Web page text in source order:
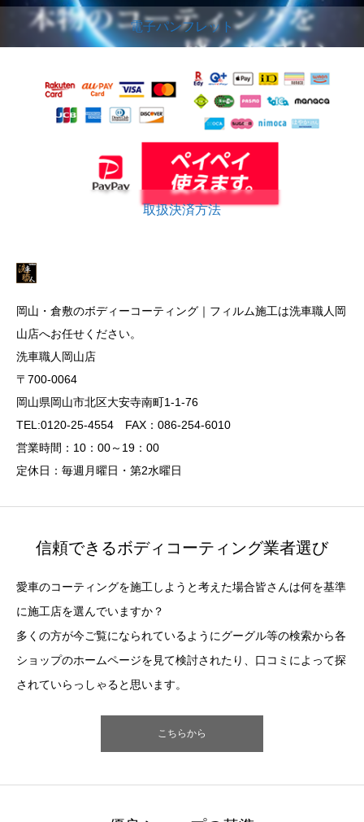
電子パンフレット
取扱決済方法
岡山・倉敷のボディーコーティング｜フィルム施工は洗車職人岡
山店へお任せください。
洗車職人岡山店
〒700-0064
岡山県岡山市北区大安寺南町1-1-76
TEL:0120-25-4554 FAX：086-254-6010
営業時間：10：00～19：00
定休日：毎週月曜日・第2水曜日
信頼できるボディコーティング業者選び
愛車のコーティングを施工しようと考えた場合皆さんは何を基準
に施工店を選んでいますか？
多くの方が今ご覧になられているようにグーグル等の検索から各
ショップのホームページを見て検討されたり、口コミによって探
されていらっしゃると思います。
こちらから